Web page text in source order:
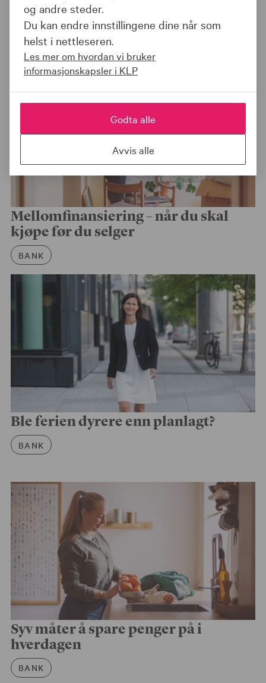
Vurderer du å binde renten på lånet?
BANK Artikkelkategori
Mellomfinansiering – når du skal
kjøpe før du selger
BANK Artikkelkategori
Ble ferien dyrere enn planlagt?
BANK Artikkelkategori
Syv måter å spare penger på i
hverdagen
BANK Artikkelkategori
og andre steder.
Du kan endre innstillingene dine når som
helst i nettleseren.
Les mer om hvordan vi bruker
informasjonskapsler i KLP
Godta alle
Avvis alle